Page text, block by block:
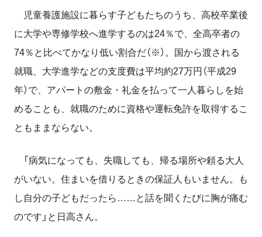
児童養護施設に暮らす子どもたちのうち、高校卒業後
に大学や専修学校へ進学するのは24％で、全高卒者の
74％と比べてかなり低い割合だ（※）。国から渡される
就職、大学進学などの支度費は平均約27万円（平成29
年）で、アパートの敷金・礼金を払って一人暮らしを始
めることも、就職のために資格や運転免許を取得するこ
ともままならない。
「病気になっても、失職しても、帰る場所や頼る大人
がいない。住まいを借りるときの保証人もいません。も
し自分の子どもだったら……と話を聞くたびに胸が痛む
のです」と日高さん。